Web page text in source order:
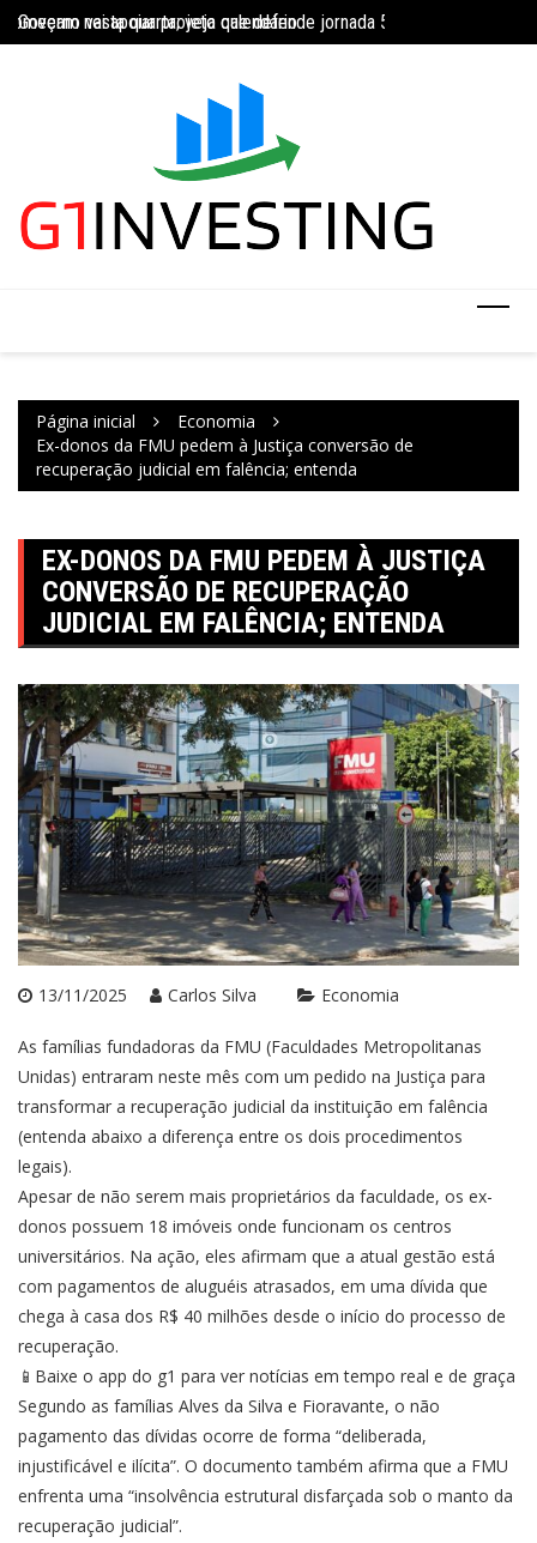
para
Governo vai apoiar projeto que defende jornada 5×2 com limite de
INSS amplia temporariamente prazo de auxílio-doença sem perícia;
Página inicial
Economia
Ex-donos da FMU pedem à Justiça conversão de
recuperação judicial em falência; entenda
EX-DONOS DA FMU PEDEM À JUSTIÇA
CONVERSÃO DE RECUPERAÇÃO
JUDICIAL EM FALÊNCIA; ENTENDA
13/11/2025 Carlos Silva Economia
As famílias fundadoras da FMU (Faculdades Metropolitanas
Unidas) entraram neste mês com um pedido na Justiça para
transformar a recuperação judicial da instituição em falência
(entenda abaixo a diferença entre os dois procedimentos
legais).
Apesar de não serem mais proprietários da faculdade, os ex-
donos possuem 18 imóveis onde funcionam os centros
universitários. Na ação, eles afirmam que a atual gestão está
com pagamentos de aluguéis atrasados, em uma dívida que
chega à casa dos R$ 40 milhões desde o início do processo de
recuperação.
📱Baixe o app do g1 para ver notícias em tempo real e de graça
Segundo as famílias Alves da Silva e Fioravante, o não
pagamento das dívidas ocorre de forma “deliberada,
injustificável e ilícita”. O documento também afirma que a FMU
enfrenta uma “insolvência estrutural disfarçada sob o manto da
recuperação judicial”.